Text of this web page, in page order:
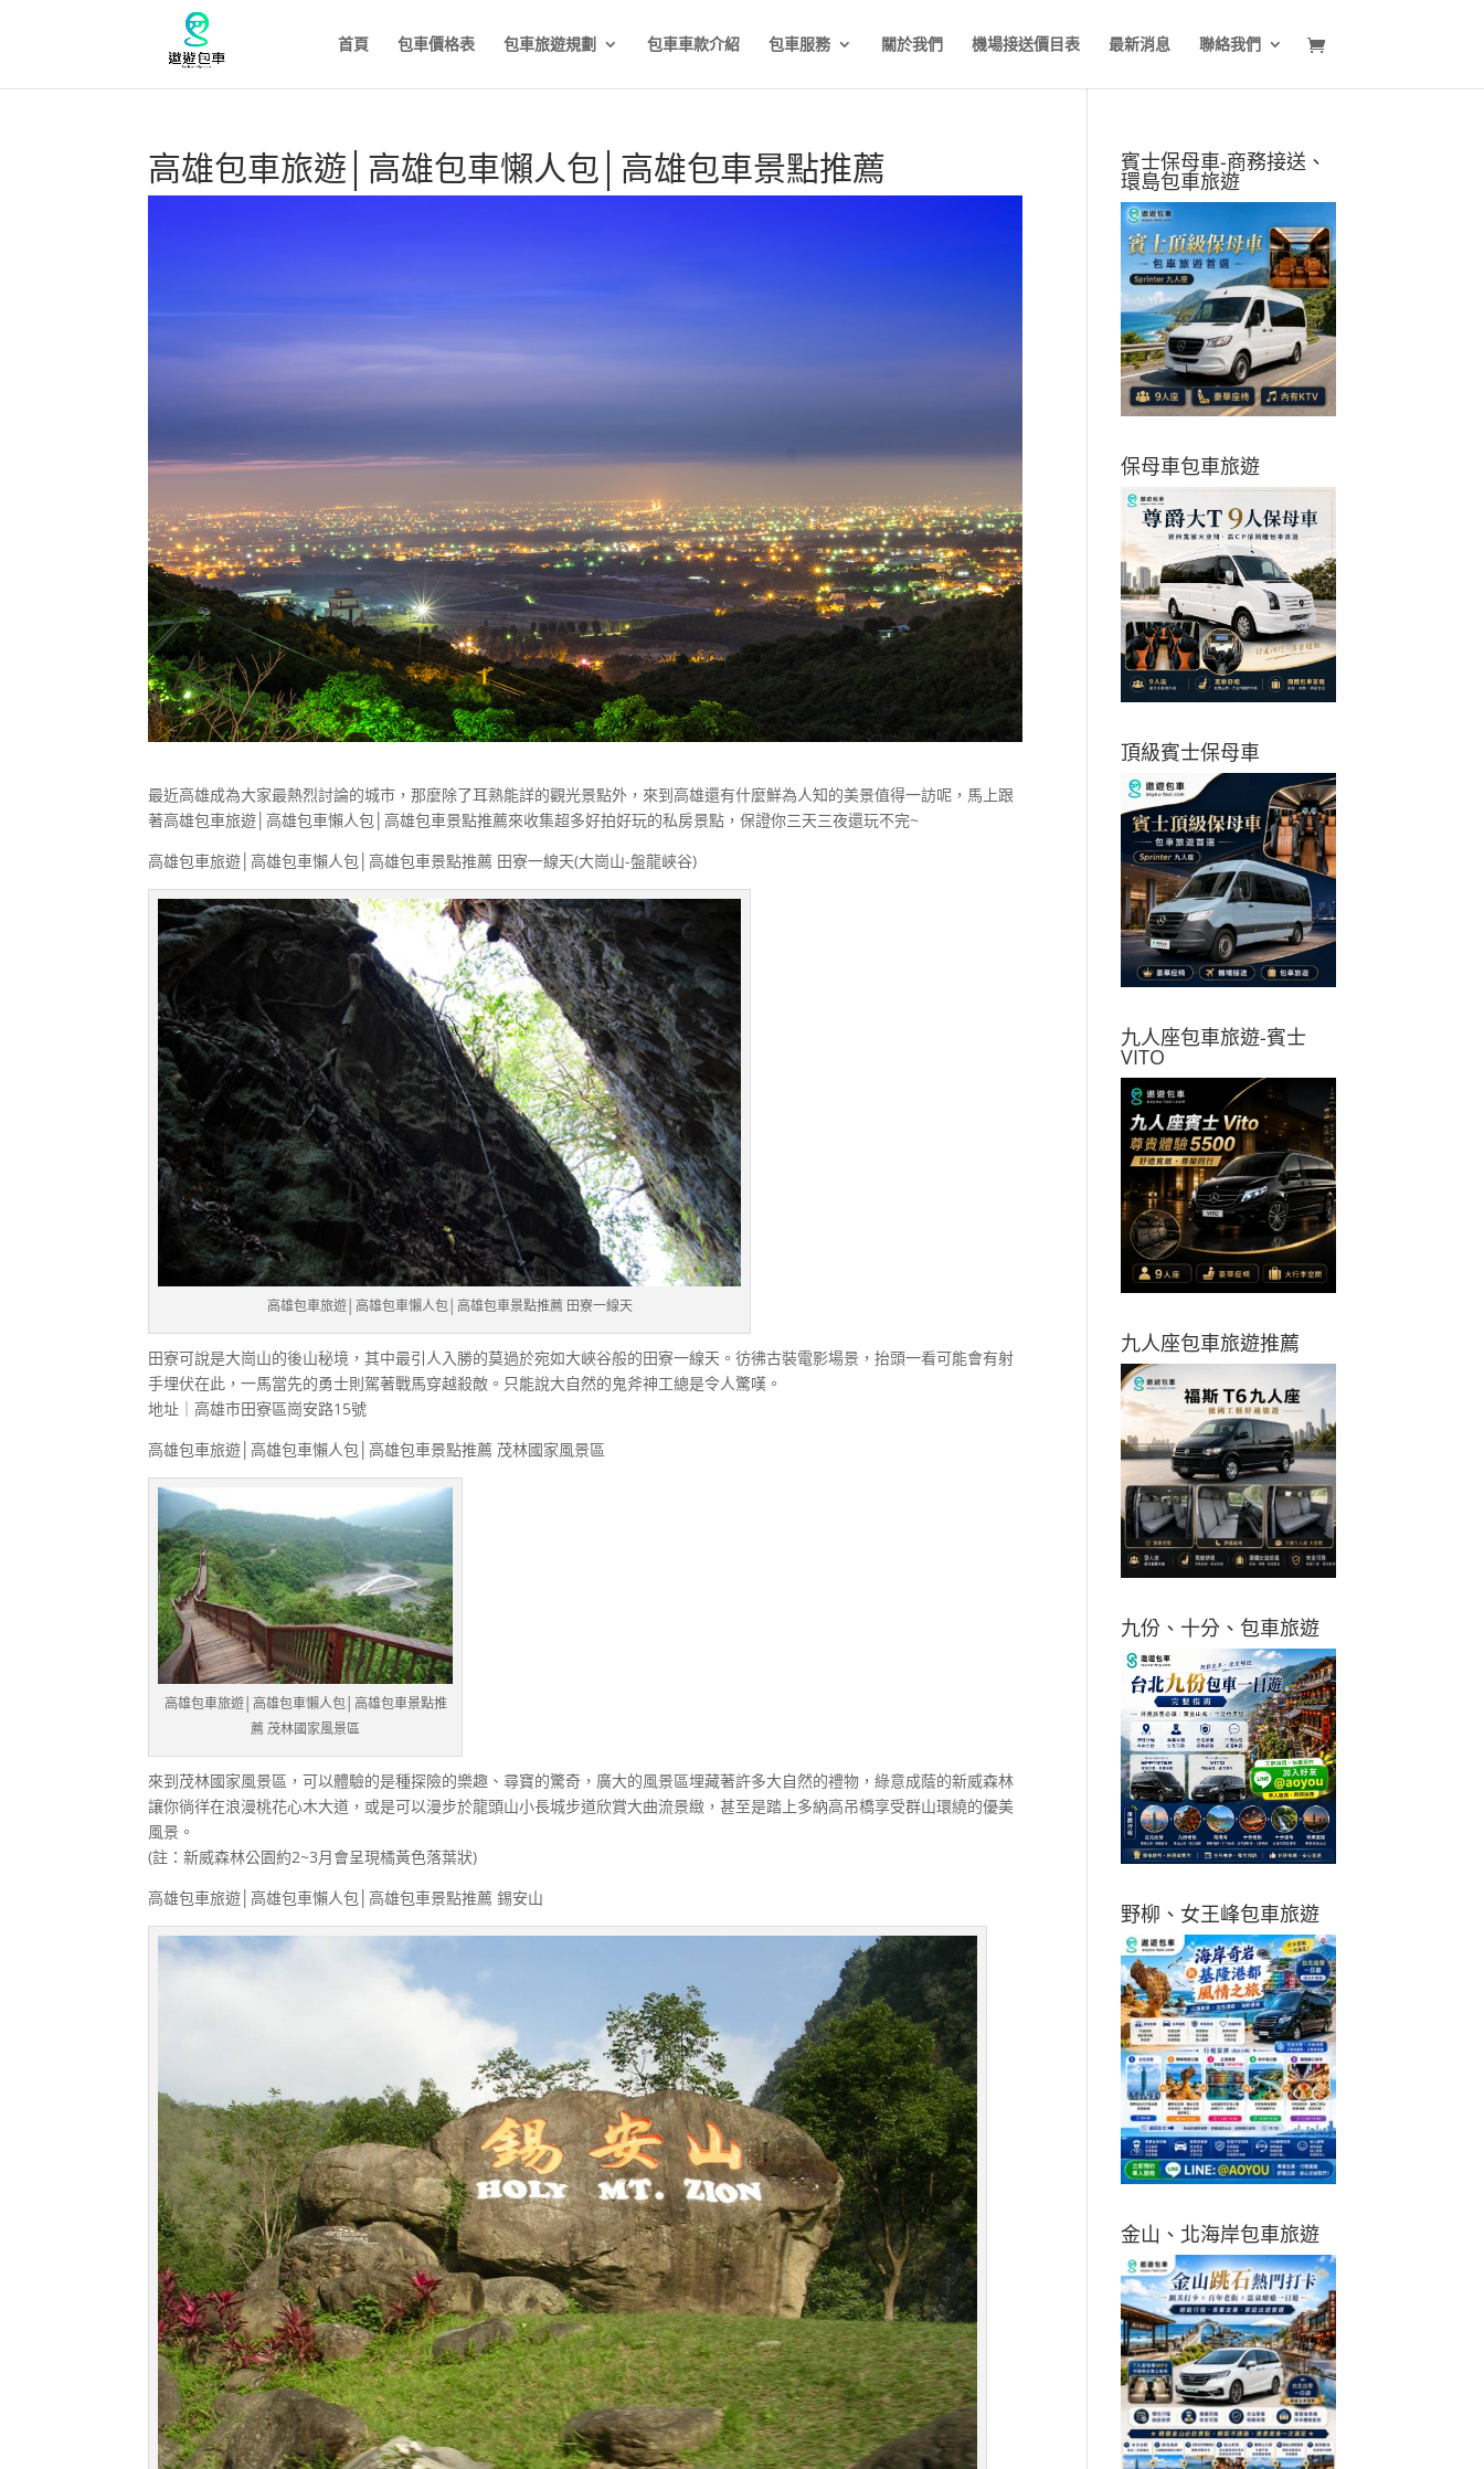
首頁 包車價格表 包車旅遊規劃 包車車款介紹 包車服務 關於我們 機場接送價目表 最新消息 聯絡我們
高雄包車旅遊│高雄包車懶人包│高雄包車景點推薦
最近高雄成為大家最熱烈討論的城市，那麼除了耳熟能詳的觀光景點外，來到高雄還有什麼鮮為人知的美景值得一訪呢，馬上跟
著高雄包車旅遊│高雄包車懶人包│高雄包車景點推薦來收集超多好拍好玩的私房景點，保證你三天三夜還玩不完~
高雄包車旅遊│高雄包車懶人包│高雄包車景點推薦 田寮一線天(大崗山-盤龍峽谷)
高雄包車旅遊│高雄包車懶人包│高雄包車景點推薦 田寮一線天
田寮可說是大崗山的後山秘境，其中最引人入勝的莫過於宛如大峽谷般的田寮一線天。彷彿古裝電影場景，抬頭一看可能會有射
手埋伏在此，一馬當先的勇士則駕著戰馬穿越殺敵。只能說大自然的鬼斧神工總是令人驚嘆。
地址｜高雄市田寮區崗安路15號
高雄包車旅遊│高雄包車懶人包│高雄包車景點推薦 茂林國家風景區
高雄包車旅遊│高雄包車懶人包│高雄包車景點推
薦 茂林國家風景區
來到茂林國家風景區，可以體驗的是種探險的樂趣、尋寶的驚奇，廣大的風景區埋藏著許多大自然的禮物，綠意成蔭的新威森林
讓你徜徉在浪漫桃花心木大道，或是可以漫步於龍頭山小長城步道欣賞大曲流景緻，甚至是踏上多納高吊橋享受群山環繞的優美
風景。
(註：新威森林公園約2~3月會呈現橘黃色落葉狀)
高雄包車旅遊│高雄包車懶人包│高雄包車景點推薦 錫安山
賓士保母車-商務接送、
環島包車旅遊
保母車包車旅遊
頂級賓士保母車
九人座包車旅遊-賓士
VITO
九人座包車旅遊推薦
九份、十分、包車旅遊
野柳、女王峰包車旅遊
金山、北海岸包車旅遊